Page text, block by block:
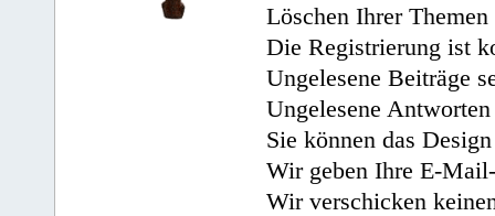
Löschen Ihrer
Die Registrierung ist
Ungelesene Beiträge
Ungelesene
Sie können das
Wir geben Ihre E-
Wir verschicken